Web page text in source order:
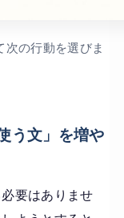
の行動を選びま
う文」を増や
要はありませ